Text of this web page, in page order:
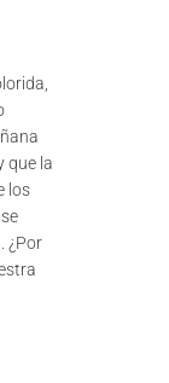
que la
los
¿Por